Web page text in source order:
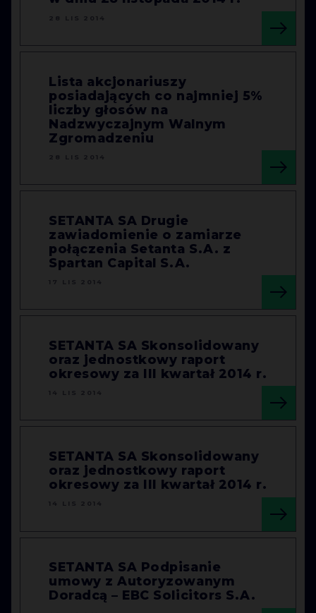
Lista akcjonariuszy
posiadających co najmniej 5%
liczby głosów na
Nadzwyczajnym Walnym
Zgromadzeniu
SETANTA SA Drugie
zawiadomienie o zamiarze
połączenia Setanta S.A. z
Spartan Capital S.A.
SETANTA SA Skonsolidowany
oraz jednostkowy raport
okresowy za III kwartał 2014 r.
SETANTA SA Skonsolidowany
oraz jednostkowy raport
okresowy za III kwartał 2014 r.
SETANTA SA Podpisanie
umowy z Autoryzowanym
Doradcą – EBC Solicitors S.A.